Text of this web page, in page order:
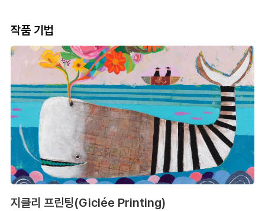
작품 기법
지클리 프린팅(Giclée Printing)